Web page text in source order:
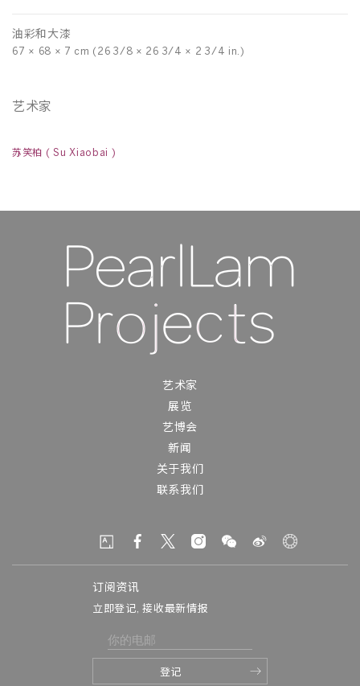
油彩和大漆
67 × 68 × 7 cm (26 3/8 × 26 3/4 × 2 3/4 in.)
艺术家
苏笑柏 ( Su Xiaobai )
艺术家
展览
艺博会
新闻
关于我们
联系我们
订阅资讯
立即登记, 接收最新情报